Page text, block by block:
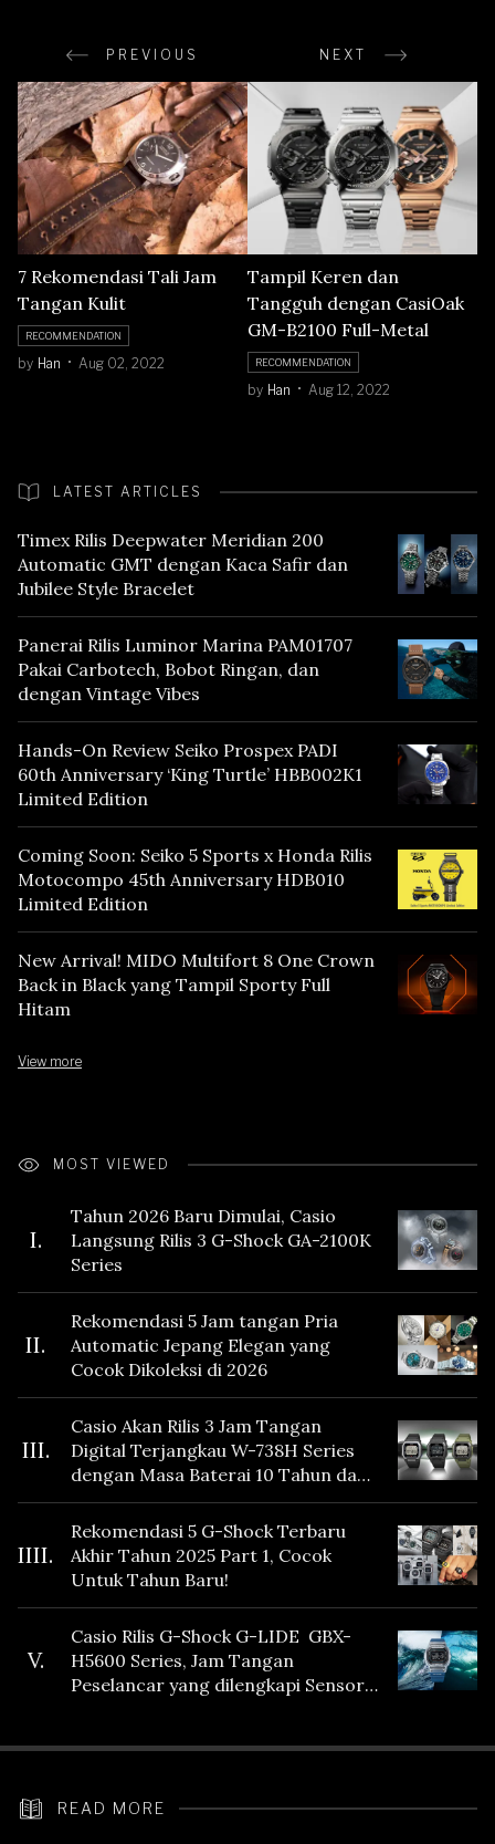
PREVIOUS NEXT
7 Rekomendasi Tali Jam
Tangan Kulit
RECOMMENDATION
by Han Aug 02, 2022
Tampil Keren dan
Tangguh dengan CasiOak
GM-B2100 Full-Metal
RECOMMENDATION
by Han Aug 12, 2022
LATEST ARTICLES
Timex Rilis Deepwater Meridian 200
Automatic GMT dengan Kaca Safir dan
Jubilee Style Bracelet
Panerai Rilis Luminor Marina PAM01707
Pakai Carbotech, Bobot Ringan, dan
dengan Vintage Vibes
Hands-On Review Seiko Prospex PADI
60th Anniversary ‘King Turtle’ HBB002K1
Limited Edition
Coming Soon: Seiko 5 Sports x Honda Rilis
Motocompo 45th Anniversary HDB010
Limited Edition
New Arrival! MIDO Multifort 8 One Crown
Back in Black yang Tampil Sporty Full
Hitam
View more
MOST VIEWED
I.
Tahun 2026 Baru Dimulai, Casio
Langsung Rilis 3 G-Shock GA-2100K
Series
II.
Rekomendasi 5 Jam tangan Pria
Automatic Jepang Elegan yang
Cocok Dikoleksi di 2026
III.
Casio Akan Rilis 3 Jam Tangan
Digital Terjangkau W-738H Series
dengan Masa Baterai 10 Tahun dan
Fitur Vibration
IIII.
Rekomendasi 5 G-Shock Terbaru
Akhir Tahun 2025 Part 1, Cocok
Untuk Tahun Baru!
V.
Casio Rilis G-Shock G-LIDE GBX-
H5600 Series, Jam Tangan
Peselancar yang dilengkapi Sensor
READ MORE